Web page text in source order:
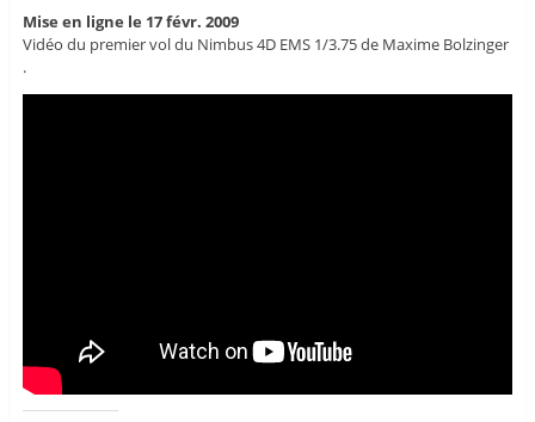
Mise en ligne le 17 févr. 2009
Vidéo du premier vol du Nimbus 4D EMS 1/3.75 de Maxime Bolzinger
.